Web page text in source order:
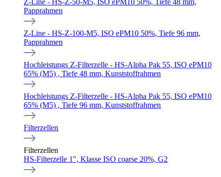
Z-Line - HS-Z-50-M5, ISO ePM10 50%, Tiefe 48 mm,
Papprahmen
Z-Line - HS-Z-100-M5, ISO ePM10 50%, Tiefe 96 mm,
Papprahmen
Hochleistungs Z-Filterzelle - HS-Alpha Pak 55, ISO ePM10
65% (M5) , Tiefe 48 mm, Kunststoffrahmen
Hochleistungs Z-Filterzelle - HS-Alpha Pak 55, ISO ePM10
65% (M5) , Tiefe 96 mm, Kunststoffrahmen
Filterzellen
Filterzellen
HS-Filterzelle 1", Klasse ISO coarse 20%, G2